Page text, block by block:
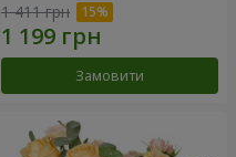
1 411 грн
Замовити